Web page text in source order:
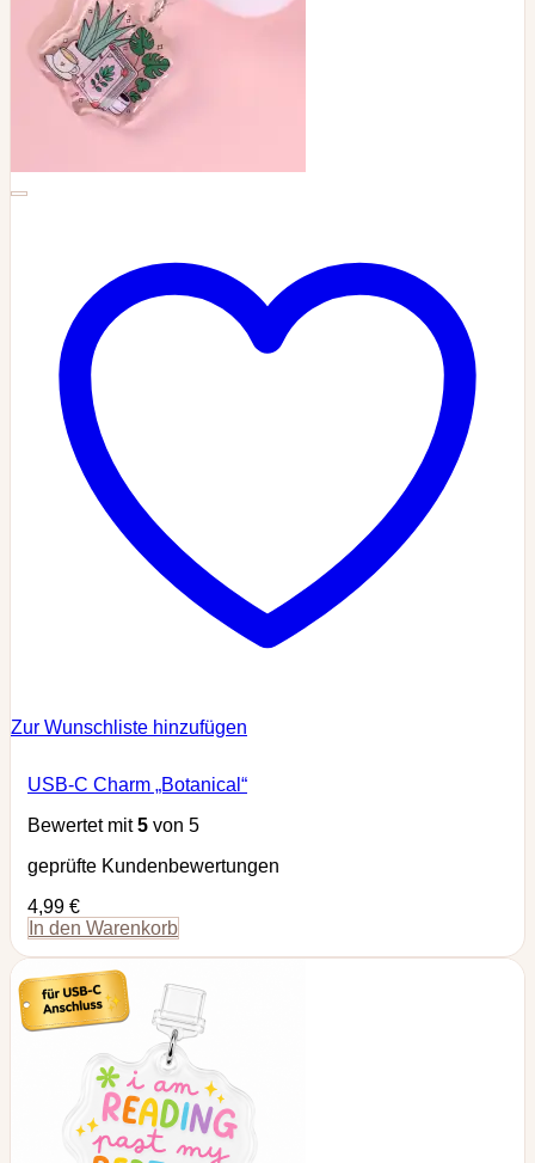
Zur Wunschliste hinzufügen
USB-C Charm „Botanical“
Bewertet mit5 von 5
geprüfte Kundenbewertungen
4,99 €
In den Warenkorb